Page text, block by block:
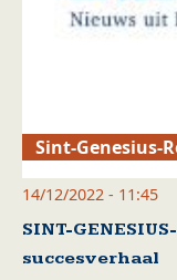
Sint-Genesius-
14/12/2022 - 11:45
SINT-
succesverhaal